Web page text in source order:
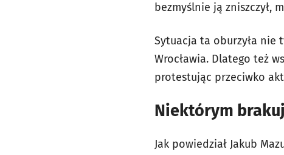
bezmyślnie ją zniszczył,
Sytuacja ta oburzyła nie
Wrocławia. Dlatego też
protestując przeciwko
Niektórym
Jak powiedział Jakub